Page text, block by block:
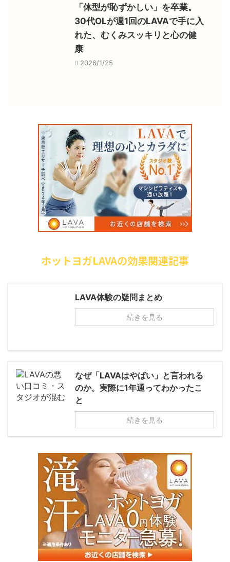
「体型が恥ずかしい」を卒業。
30代OLが週1回のLAVAで手に入
れた、むくみスッキリと心の健
康
2026/1/25
ホットヨガLAVAの効果関連記事
LAVA体験の疑問まとめ
続きを見る
なぜ「LAVAはやばい」と言われる
のか。実際に1年通ってわかったこ
と
続きを見る